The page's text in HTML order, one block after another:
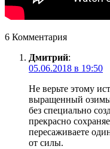
6 Комментария
Дмитрий:
05.06.2018 в 19:50
Не верьте этому
выращенный
без специально
прекрасно
пересаживаете
от силы.